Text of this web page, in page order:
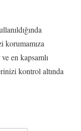
korumamıza
en kapsamlı
kontrol altında